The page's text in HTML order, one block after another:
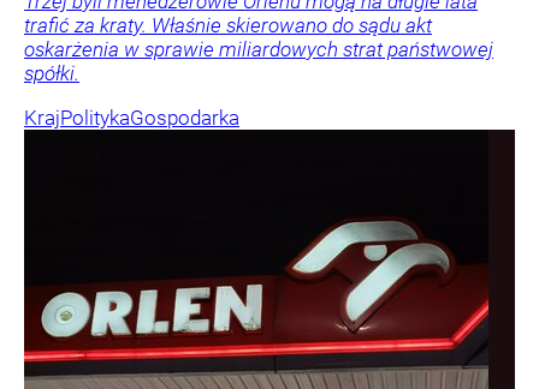
trafić za kraty. Właśnie skierowano do sądu akt
oskarżenia w sprawie miliardowych strat państwowej
spółki.
KrajPolitykaGospodarka